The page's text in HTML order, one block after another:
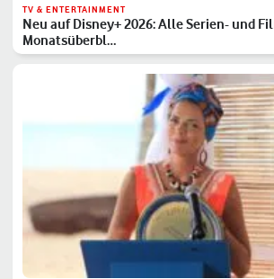
TV & ENTERTAINMENT
Neu auf Disney+ 2026: Alle Serien- und
Monatsüberbl…